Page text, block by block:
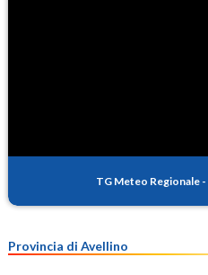
TG Meteo Regionale -
Provincia di Avellino